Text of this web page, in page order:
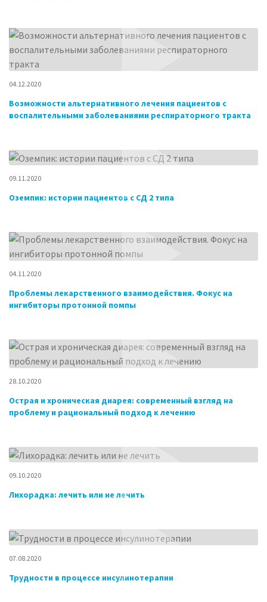
04.12.2020
Возможности альтернативного лечения пациентов с
воспалительными заболеваниями респираторного тракта
09.11.2020
Оземпик: истории пациентов с СД 2 типа
04.11.2020
Проблемы лекарственного взаимодействия. Фокус на
ингибиторы протонной помпы
28.10.2020
Острая и хроническая диарея: современный взгляд на
проблему и рациональный подход к лечению
09.10.2020
Лихорадка: лечить или не лечить
07.08.2020
Трудности в процессе инсулинотерапии